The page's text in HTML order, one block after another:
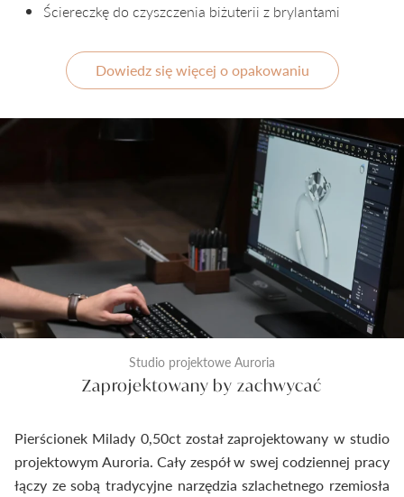
Ściereczkę do czyszczenia biżuterii z brylantami
Dowiedz się więcej o opakowaniu
Studio projektowe Auroria
Zaprojektowany by zachwycać
Pierścionek Milady 0,50ct został zaprojektowany w studio
projektowym Auroria. Cały zespół w swej codziennej pracy
łączy ze sobą tradycyjne narzędzia szlachetnego rzemiosła